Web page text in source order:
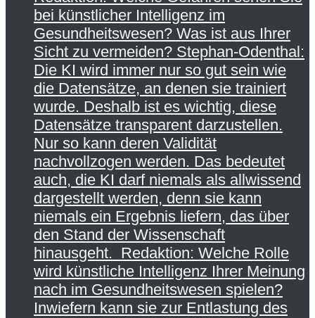
bei künstlicher Intelligenz im
Gesundheitswesen? Was ist aus Ihrer
Sicht zu vermeiden? Stephan-Odenthal:
Die KI wird immer nur so gut sein wie
die Datensätze, an denen sie trainiert
wurde. Deshalb ist es wichtig, diese
Datensätze transparent darzustellen.
Nur so kann deren Validität
nachvollzogen werden. Das bedeutet
auch, die KI darf niemals als allwissend
dargestellt werden, denn sie kann
niemals ein Ergebnis liefern, das über
den Stand der Wissenschaft
hinausgeht. Redaktion: Welche Rolle
wird künstliche Intelligenz Ihrer Meinung
nach im Gesundheitswesen spielen?
Inwiefern kann sie zur Entlastung des